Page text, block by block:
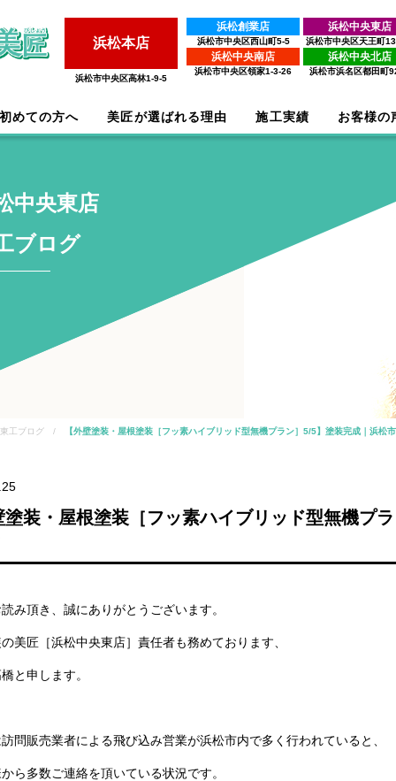
浜松本店
浜松市中央区高林1-9-5
浜松創業店
浜松市中央区西山町5-5
浜松中央東店
浜松市中央区天王町
浜松中央南店
浜松市中央区領家1-3-26
浜松中央北店
浜松市浜名区都田町
初めての方へ 美匠が選ばれる理由 施工実績 お客様の
中央東店
ブログ
工ブログ / 【外壁塗装・屋根塗装［フッ素ハイブリッド型無機プラン］5/5】塗装完成｜浜松
塗装・屋根塗装［フッ素ハイブリッド型無機プ
み頂き、誠にありがとうございます。
美匠［浜松中央東店］責任者も務めております、
と申します。
問販売業者による飛び込み営業が浜松市内で多く行われていると、
ら多数ご連絡を頂いている状況です。